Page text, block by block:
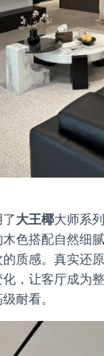
大王椰大师系
色搭配自然细
质感。真实还
，让客厅成为
耐看。